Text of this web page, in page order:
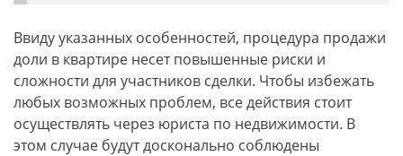
Ввиду указанных особенностей, процедура продажи
доли в квартире несет повышенные риски и
сложности для участников сделки. Чтобы избежать
любых возможных проблем, все действия стоит
осуществлять через юриста по недвижимости. В
этом случае будут досконально соблюдены